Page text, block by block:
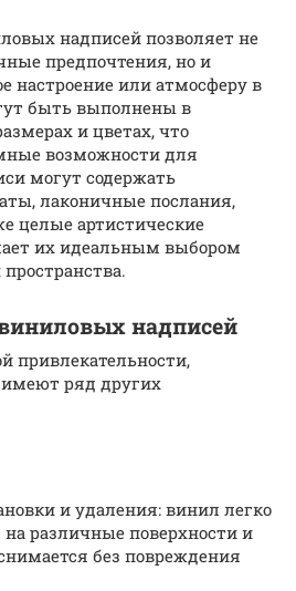
надписей позволяет не
предпочтения, но и
настроение или атмосферу в
быть выполнены в
и цветах, что
возможности для
могут содержать
лаконичные послания,
целые артистические
их идеальным выбором
надписей
привлекательности,
ряд других
и удаления: винил легко
на различные поверхности и
без повреждения